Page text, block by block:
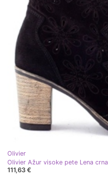
Olivier
Olivier Ažur visoke pete Lena crna
111,63 €